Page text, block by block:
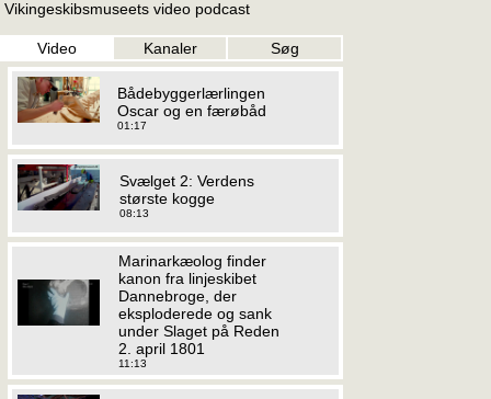
Vikingeskibsmuseets video podcast
Video Kanaler Søg
Bådebyggerlærlingen
Oscar og en færøbåd
01:17
Svælget 2: Verdens
største kogge
08:13
Marinarkæolog finder
kanon fra linjeskibet
Dannebroge, der
eksploderede og sank
under Slaget på Reden
2. april 1801
11:13